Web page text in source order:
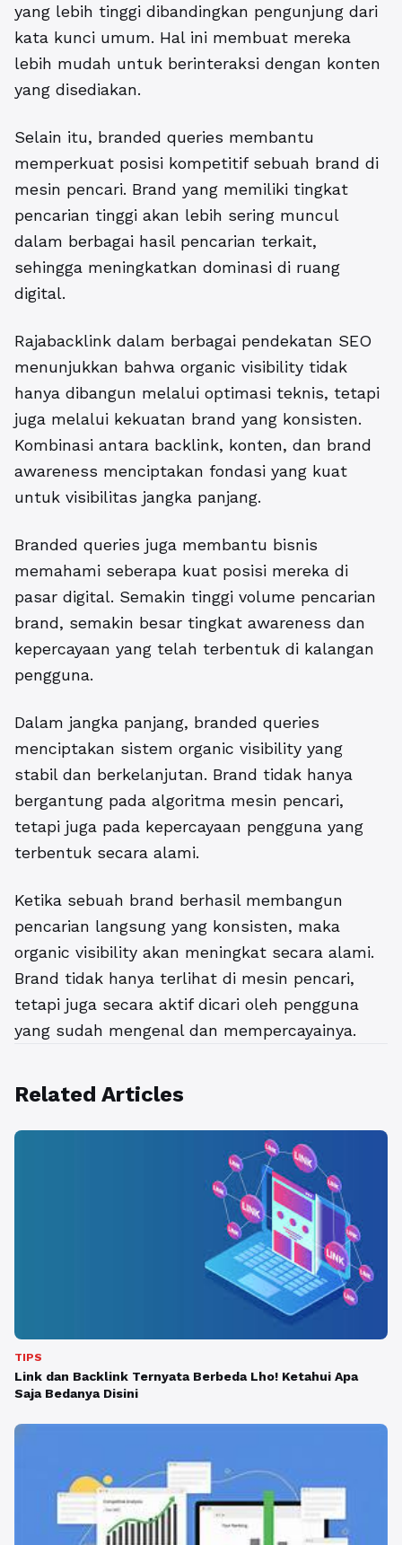
yang lebih tinggi dibandingkan pengunjung dari
kata kunci umum. Hal ini membuat mereka
lebih mudah untuk berinteraksi dengan konten
yang disediakan.
Selain itu, branded queries membantu
memperkuat posisi kompetitif sebuah brand di
mesin pencari. Brand yang memiliki tingkat
pencarian tinggi akan lebih sering muncul
dalam berbagai hasil pencarian terkait,
sehingga meningkatkan dominasi di ruang
digital.
Rajabacklink dalam berbagai pendekatan SEO
menunjukkan bahwa organic visibility tidak
hanya dibangun melalui optimasi teknis, tetapi
juga melalui kekuatan brand yang konsisten.
Kombinasi antara backlink, konten, dan brand
awareness menciptakan fondasi yang kuat
untuk visibilitas jangka panjang.
Branded queries juga membantu bisnis
memahami seberapa kuat posisi mereka di
pasar digital. Semakin tinggi volume pencarian
brand, semakin besar tingkat awareness dan
kepercayaan yang telah terbentuk di kalangan
pengguna.
Dalam jangka panjang, branded queries
menciptakan sistem organic visibility yang
stabil dan berkelanjutan. Brand tidak hanya
bergantung pada algoritma mesin pencari,
tetapi juga pada kepercayaan pengguna yang
terbentuk secara alami.
Ketika sebuah brand berhasil membangun
pencarian langsung yang konsisten, maka
organic visibility akan meningkat secara alami.
Brand tidak hanya terlihat di mesin pencari,
tetapi juga secara aktif dicari oleh pengguna
yang sudah mengenal dan mempercayainya.
Related Articles
TIPS
Link dan Backlink Ternyata Berbeda Lho! Ketahui Apa
Saja Bedanya Disini